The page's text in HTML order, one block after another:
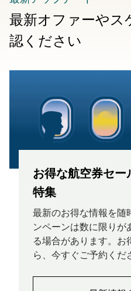
最新オファーやス
認ください
お得な航空券セー
特集
最新のお得な情報を随
ンペーンは数に限りが
る場合があります。お
ら、今すぐご予約くだ